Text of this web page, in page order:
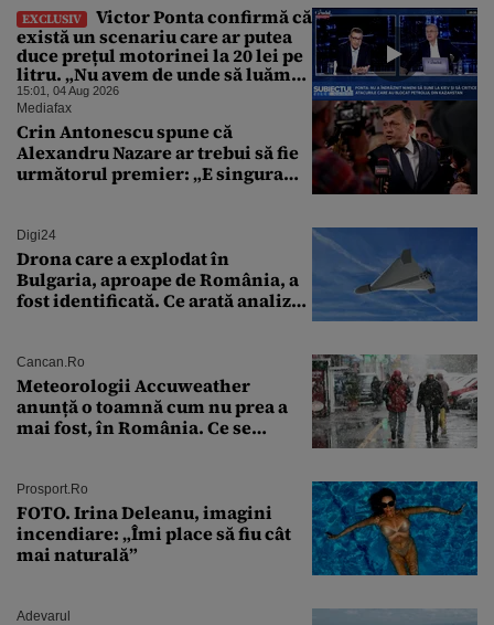
EXCLUSIV
Victor Ponta confirmă că
există un scenariu care ar putea
duce prețul motorinei la 20 lei pe
litru. „Nu avem de unde să luăm
petrol”
15:01, 04 Aug 2026
Mediafax
Crin Antonescu spune că
Alexandru Nazare ar trebui să fie
următorul premier: „E singura
Digi24
Drona care a explodat în
Bulgaria, aproape de România, a
fost identificată. Ce arată analiza
Cancan.ro
Meteorologii Accuweather
anunță o toamnă cum nu prea a
mai fost, în România. Ce se
București. Pe ce dată ninge
Prosport.ro
FOTO. Irina Deleanu, imagini
incendiare: „Îmi place să fiu cât
mai naturală”
Adevarul